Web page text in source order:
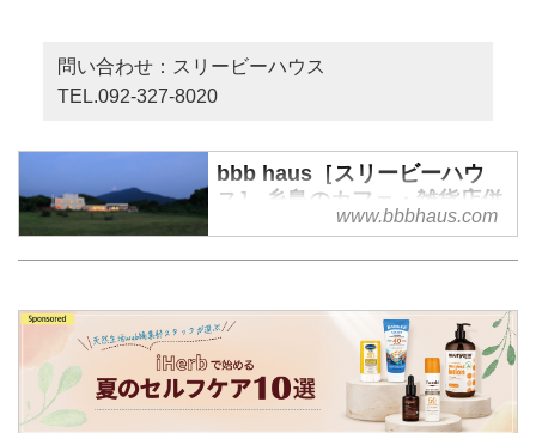
問い合わせ：スリービーハウス
TEL.092-327-8020
bbb haus［スリービーハウ
ス］ 糸島のカフェ・雑貨店併
設、宿泊施設｜株式会社ウィ
［スリービーポッターズ］を運営
する株式会社ウィークスによる糸
島のゲストハウスです。ショッ
プ、カフェで海を眺めながら心地
よい時間をお過ごしください。
www.bbbhaus.com